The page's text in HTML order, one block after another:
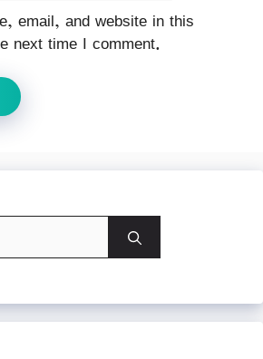
email, and website in this
next time I comment.